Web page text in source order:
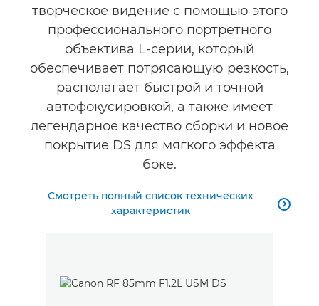
творческое видение с помощью этого
профессионального портретного
объектива L-серии, который
обеспечивает потрясающую резкость,
располагает быстрой и точной
автофокусировкой, а также имеет
легендарное качество сборки и новое
покрытие DS для мягкого эффекта
боке.
Смотреть полный список технических
характеристик
